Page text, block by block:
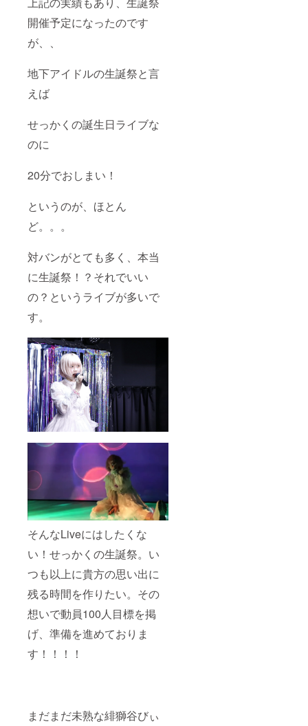
開催予定になったのです
が、、
地下アイドルの生誕祭と言
えば
せっかくの誕生日ライブな
のに
20分でおしまい！
というのが、ほとん
ど。。。
対バンがとても多く、本当
に生誕祭！？それでいい
の？というライブが多いで
す。
そんなLiveにはしたくな
い！せっかくの生誕祭。い
つも以上に貴方の思い出に
残る時間を作りたい。その
想いで動員100人目標を掲
げ、準備を進めておりま
す！！！！
まだまだ未熟な緋獅谷びぃ